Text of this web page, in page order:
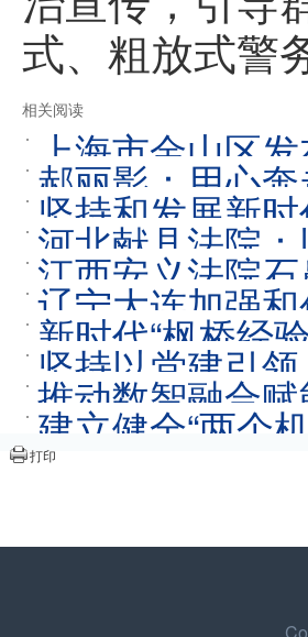
式、粗放式警
相关阅读
上海市金山区
郝丽影：用心
坚持和发展新
河北献县法院
江西安义法院
辽宁大连加强
新时代“枫桥经
坚持以党建引
推动数智融合
建立健全“两个
打印